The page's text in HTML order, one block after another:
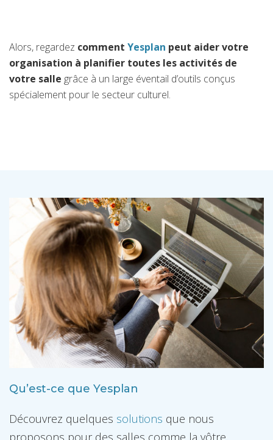
Alors, regardez comment Yesplan peut aider votre
organisation à planifier toutes les activités de
votre salle grâce à un large éventail d’outils conçus
spécialement pour le secteur culturel.
Qu’est-ce que Yesplan
Découvrez quelques solutions que nous
proposons pour des salles comme la vôtre.